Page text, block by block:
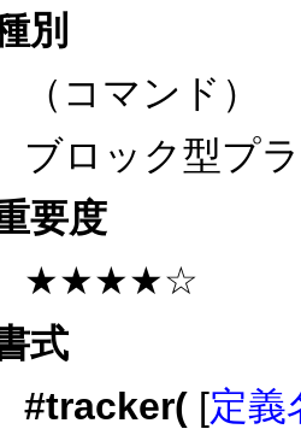
別
（コマンド）
ブロック型プ
要度
★★★★☆
式
#tracker( [定義